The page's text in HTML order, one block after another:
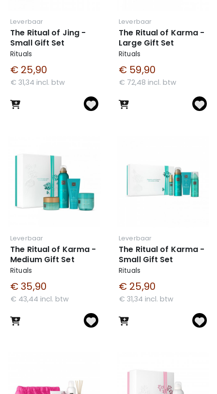
Leverbaar
The Ritual of Jing -
Small Gift Set
Rituals
€ 25,90
€ 31,34 incl. btw
Leverbaar
The Ritual of Karma -
Large Gift Set
Rituals
€ 59,90
€ 72,48 incl. btw
Leverbaar
The Ritual of Karma -
Medium Gift Set
Rituals
€ 35,90
€ 43,44 incl. btw
Leverbaar
The Ritual of Karma -
Small Gift Set
Rituals
€ 25,90
€ 31,34 incl. btw